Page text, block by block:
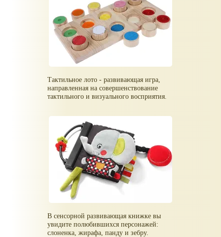
Тактильное лото - развивающая игра,
направленная на совершенствование
тактильного и визуального восприятия.
В сенсорной развивающая книжке вы
увидите полюбившихся персонажей:
слоненка, жирафа, панду и зебру.